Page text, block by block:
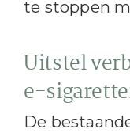
te stoppen
Uitstel
e-
De